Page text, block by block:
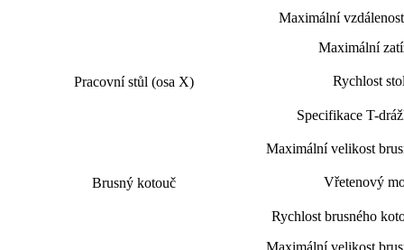
Maximální
Pracovní stůl (osa X)
Maximální
Rychlost
Specifikace T-
Brusný kotouč
Maximální velikost
Vřetenový
Rychlost brusného